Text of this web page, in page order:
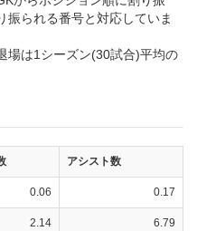
振られる番号と対応していま
場は1シーズン(30試合)平均の
アシスト数
0.06 0.17
2.14 6.79